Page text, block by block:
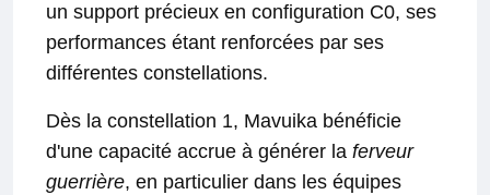
un support précieux en configuration C0, ses
performances étant renforcées par ses
différentes constellations.
Dès la constellation 1, Mavuika bénéficie
d'une capacité accrue à générer la ferveur
guerrière, en particulier dans les équipes